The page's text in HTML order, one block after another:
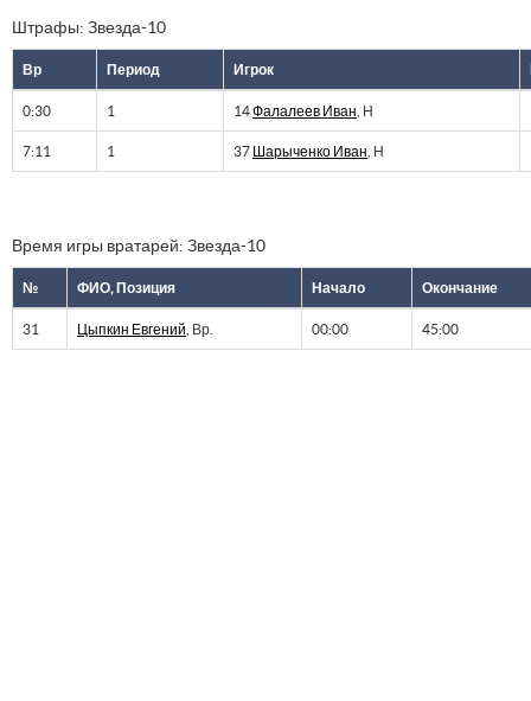
Штрафы: Звезда-10
Вр Период Игрок
0:30 1 14Фалалеев Иван , Н
7:11 1 37 Шарыченко Иван , Н
Время игры вратарей: Звезда-10
№ ФИО, Позиция Начало Окончание
31 Цыпкин Евгений , Вр. 00:00 45:00